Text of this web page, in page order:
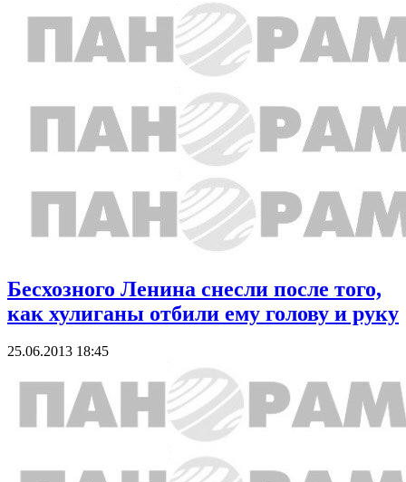
Бесхозного Ленина снесли после того,
как хулиганы отбили ему голову и руку
25.06.2013 18:45